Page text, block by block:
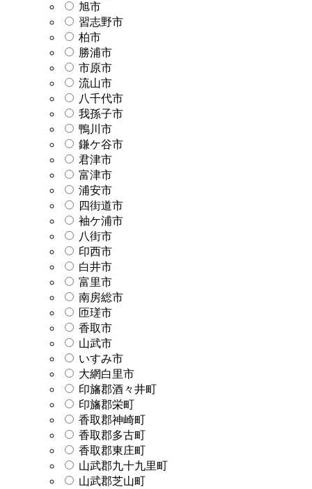
旭市
習志野市
柏市
勝浦市
市原市
流山市
八千代市
我孫子市
鴨川市
鎌ケ谷市
君津市
富津市
浦安市
四街道市
袖ケ浦市
八街市
印西市
白井市
富里市
南房総市
匝瑳市
香取市
山武市
いすみ市
大網白里市
印旛郡酒々井町
印旛郡栄町
香取郡神崎町
香取郡多古町
香取郡東庄町
山武郡九十九里町
山武郡芝山町